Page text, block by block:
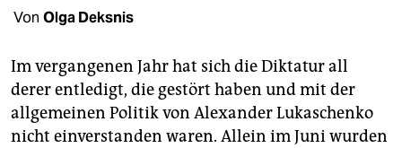
fragen & hilfe
unterstützen
abo
genossenschaft
Von Olga Deksnis
Im vergangenen Jahr hat sich die Diktatur all
derer entledigt, die gestört haben und mit der
allgemeinen Politik von Alexander Lukaschenko
nicht einverstanden waren. Allein im Juni wurden